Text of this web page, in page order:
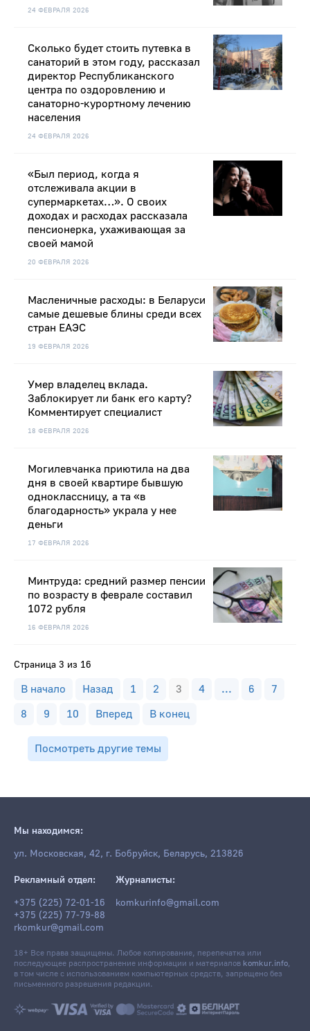
24 ФЕВРАЛЯ 2026
24 ФЕВРАЛЯ 2026
Сколько будет стоить путевка в
санаторий в этом году, рассказал
директор Республиканского
центра по оздоровлению и
санаторно-курортному лечению
населения
20 ФЕВРАЛЯ 2026
«Был период, когда я
отслеживала акции в
супермаркетах…». О своих
доходах и расходах рассказала
пенсионерка, ухаживающая за
своей мамой
19 ФЕВРАЛЯ 2026
Масленичные расходы: в Беларуси
самые дешевые блины среди всех
стран ЕАЭС
18 ФЕВРАЛЯ 2026
Умер владелец вклада.
Заблокирует ли банк его карту?
Комментирует специалист
17 ФЕВРАЛЯ 2026
Могилевчанка приютила на два
дня в своей квартире бывшую
одноклассницу, а та «в
благодарность» украла у нее
деньги
16 ФЕВРАЛЯ 2026
Минтруда: средний размер пенсии
по возрасту в феврале составил
1072 рубля
Страница 3 из 16
В начало Назад 1 2 3 4 ... 6
7
8
9 10 Вперед В конец
Посмотреть другие темы
Мы находимся:
ул. Московская, 42, г. Бобруйск, Беларусь, 213826
Рекламный отдел:
+375 (225) 72-01-16
+375 (225) 77-79-88
rkomkur@gmail.com
Журналисты:
komkurinfo@gmail.com
18+ Все права защищены. Любое копирование, перепечатка или
последующее распространение информации и материалов komkur.info,
в том числе с использованием компьютерных средств, запрещено без
письменного разрешения редакции.